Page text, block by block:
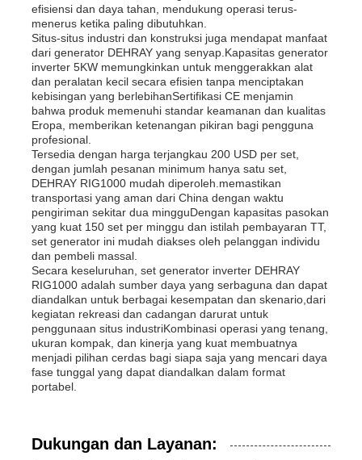
efisiensi dan daya tahan, mendukung operasi terus-
menerus ketika paling dibutuhkan.
Situs-situs industri dan konstruksi juga mendapat manfaat
dari generator DEHRAY yang senyap.Kapasitas generator
inverter 5KW memungkinkan untuk menggerakkan alat
dan peralatan kecil secara efisien tanpa menciptakan
kebisingan yang berlebihanSertifikasi CE menjamin
bahwa produk memenuhi standar keamanan dan kualitas
Eropa, memberikan ketenangan pikiran bagi pengguna
profesional.
Tersedia dengan harga terjangkau 200 USD per set,
dengan jumlah pesanan minimum hanya satu set,
DEHRAY RIG1000 mudah diperoleh.memastikan
transportasi yang aman dari China dengan waktu
pengiriman sekitar dua mingguDengan kapasitas pasokan
yang kuat 150 set per minggu dan istilah pembayaran TT,
set generator ini mudah diakses oleh pelanggan individu
dan pembeli massal.
Secara keseluruhan, set generator inverter DEHRAY
RIG1000 adalah sumber daya yang serbaguna dan dapat
diandalkan untuk berbagai kesempatan dan skenario,dari
kegiatan rekreasi dan cadangan darurat untuk
penggunaan situs industriKombinasi operasi yang tenang,
ukuran kompak, dan kinerja yang kuat membuatnya
menjadi pilihan cerdas bagi siapa saja yang mencari daya
fase tunggal yang dapat diandalkan dalam format
portabel.
Dukungan dan Layanan: